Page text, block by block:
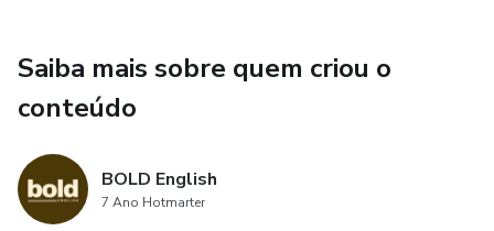
também vitalício: para sempre seu. Além das aulas, você
terá acesso a materiais de apoio em PDF, incluindo
que ajuda a situar os métodos ao longo da história do
ensino de línguas.
Saiba mais sobre quem criou o
conteúdo
BOLD English
7 Ano Hotmarter